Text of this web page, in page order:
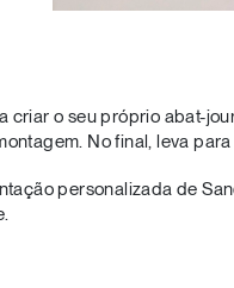
criar o seu próprio abat-
No final, leva
personalizada de